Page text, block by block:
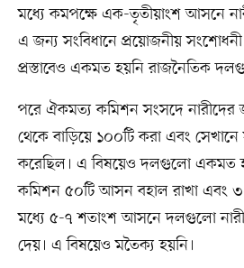
মধ্যে কমপক্ষে এক-তৃতীয়াংশ আসনে নারী
এ জন্য সংবিধানে প্রয়োজনীয়
প্রস্তাবেও একমত হয়নি রাজনৈতিক
পরে ঐকমত্য কমিশন সংসদে
থেকে বাড়িয়ে ১০০টি করা এবং সেখানে
করেছিল। এ বিষয়েও দলগুলো একমত
কমিশন ৫০টি আসন বহাল রাখা এবং
মধ্যে ৫-৭ শতাংশ আসনে দলগুলো নারী
দেয়। এ বিষয়েও মতৈক্য হয়নি।